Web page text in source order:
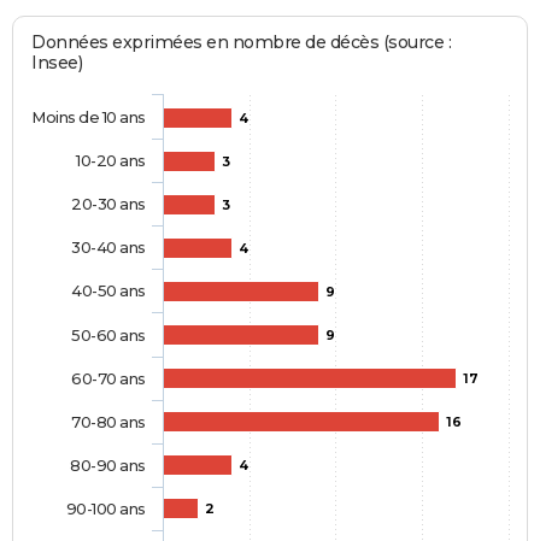
Données exprimées en nombre de décès (source :
Insee)
4
3
3
4
9
9
17
16
4
2
Moins de 10 ans
10-20 ans
20-30 ans
30-40 ans
40-50 ans
50-60 ans
60-70 ans
70-80 ans
80-90 ans
90-100 ans